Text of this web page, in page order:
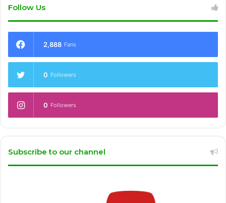
Follow Us
2,888 Fans
0 Followers
0 Followers
Subscribe to our channel